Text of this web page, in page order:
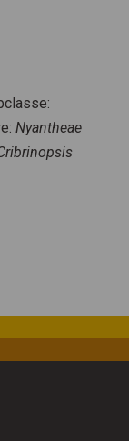
Nyantheae